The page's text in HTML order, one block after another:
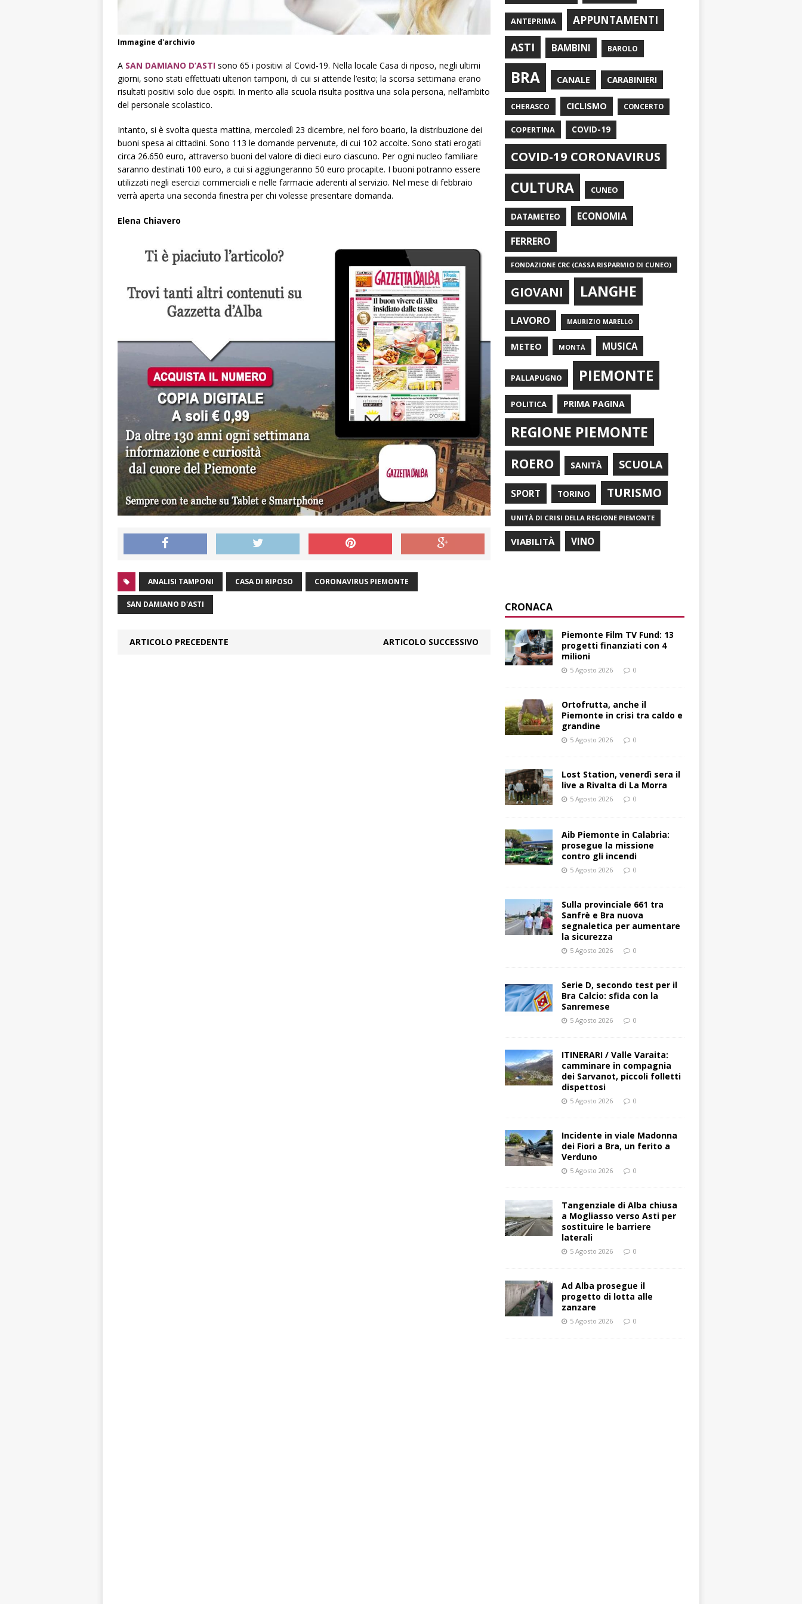
Immagine d'archivio
A SAN DAMIANO D’ASTI sono 65 i positivi al Covid-19. Nella locale Casa di riposo, negli ultimi
giorni, sono stati effettuati ulteriori tamponi, di cui si attende l’esito; la scorsa settimana erano
risultati positivi solo due ospiti. In merito alla scuola risulta positiva una sola persona, nell’ambito
del personale scolastico.
Intanto, si è svolta questa mattina, mercoledì 23 dicembre, nel foro boario, la distribuzione dei
buoni spesa ai cittadini. Sono 113 le domande pervenute, di cui 102 accolte. Sono stati erogati
circa 26.650 euro, attraverso buoni del valore di dieci euro ciascuno. Per ogni nucleo familiare
saranno destinati 100 euro, a cui si aggiungeranno 50 euro procapite. I buoni potranno essere
utilizzati negli esercizi commerciali e nelle farmacie aderenti al servizio. Nel mese di febbraio
verrà aperta una seconda finestra per chi volesse presentare domanda.
Elena Chiavero
ANALISI TAMPONI CASA DI RIPOSO CORONAVIRUS PIEMONTE
SAN DAMIANO D'ASTI
ARTICOLO PRECEDENTE ARTICOLO SUCCESSIVO
ANTEPRIMA
APPUNTAMENTI
ASTI
BAMBINI BAROLO
BRA CANALE CARABINIERI
CHERASCO CICLISMO CONCERTO
COPERTINA COVID-19
COVID-19 CORONAVIRUS
CULTURA CUNEO
DATAMETEO ECONOMIA
FERRERO
FONDAZIONE CRC (CASSA RISPARMIO DI CUNEO)
GIOVANI LANGHE
LAVORO MAURIZIO MARELLO
METEO MONTÀ MUSICA
PALLAPUGNO PIEMONTE
POLITICA PRIMA PAGINA
REGIONE PIEMONTE
ROERO SANITÀ SCUOLA
SPORT TORINO TURISMO
UNITÀ DI CRISI DELLA REGIONE PIEMONTE
VIABILITÀ VINO
CRONACA
Piemonte Film TV Fund: 13
progetti finanziati con 4
milioni
5 Agosto 2026 0
Ortofrutta, anche il
Piemonte in crisi tra caldo e
grandine
5 Agosto 2026 0
Lost Station, venerdì sera il
live a Rivalta di La Morra
5 Agosto 2026 0
Aib Piemonte in Calabria:
prosegue la missione
contro gli incendi
5 Agosto 2026 0
Sulla provinciale 661 tra
Sanfrè e Bra nuova
segnaletica per aumentare
la sicurezza
5 Agosto 2026 0
Serie D, secondo test per il
Bra Calcio: sfida con la
Sanremese
5 Agosto 2026 0
ITINERARI / Valle Varaita:
camminare in compagnia
dei Sarvanot, piccoli folletti
dispettosi
5 Agosto 2026 0
Incidente in viale Madonna
dei Fiori a Bra, un ferito a
Verduno
5 Agosto 2026 0
Tangenziale di Alba chiusa
a Mogliasso verso Asti per
sostituire le barriere
laterali
5 Agosto 2026 0
Ad Alba prosegue il
progetto di lotta alle
zanzare
5 Agosto 2026 0